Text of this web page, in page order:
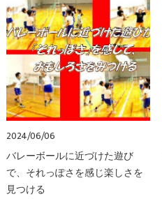
2024/06/06
バレーボールに近づけた遊び
で、それっぽさを感じ楽しさを
見つける